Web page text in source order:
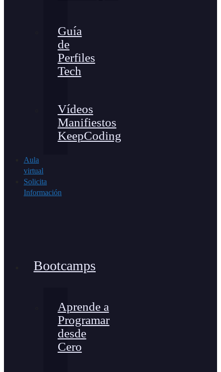
Guía
de
Perfiles
Tech
Vídeos
Manifiestos
KeepCoding
Aula
virtual
Solicita
Información
Bootcamps
Aprende a
Programar
desde
Cero